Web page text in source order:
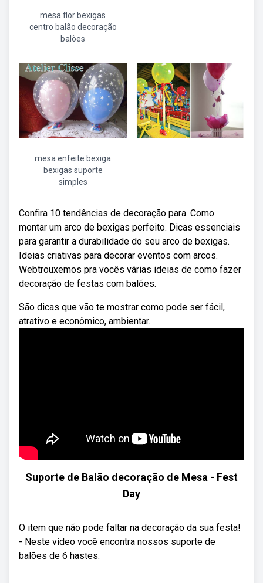
mesa flor bexigas
centro balão decoração
balões
mesa enfeite bexiga
bexigas suporte
simples
Confira 10 tendências de decoração para. Como
montar um arco de bexigas perfeito. Dicas essenciais
para garantir a durabilidade do seu arco de bexigas.
Ideias criativas para decorar eventos com arcos.
Webtrouxemos pra vocês várias ideias de como fazer
decoração de festas com balões.
São dicas que vão te mostrar como pode ser fácil,
atrativo e econômico, ambientar.
Suporte de Balão decoração de Mesa - Fest
Day
O item que não pode faltar na decoração da sua festa!
- Neste vídeo você encontra nossos suporte de
balões de 6 hastes.